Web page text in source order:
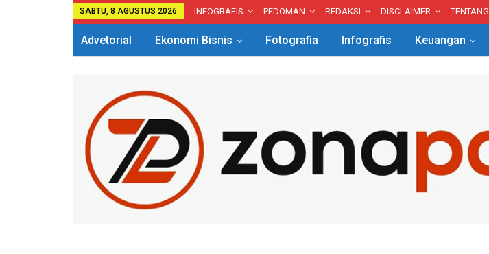
SABTU, 8 AGUSTUS 2026 INFOGRAFIS PEDOMAN REDAKSI DISCLAIMER TENTANG
Advetorial Ekonomi Bisnis Fotografia Infografis Keuangan